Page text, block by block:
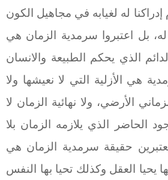
له لغيابه في مجاهيل الكون
له، بل اعتبروا سرمدية الزمان هي
الذي يحكم الطبيعة والانسان
هي الأزلية التي لا نعيشها ولا
الأرضي، ولا نهائية الزمان لا
الحاضر الذي يلازمه الزمان بلا
حقيقة سرمدية الزمان هي
يحيا العقل وكذلك تحيا بها النفس